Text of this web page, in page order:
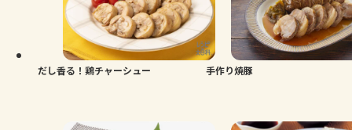
だし香る！鶏チャーシュー 手作り焼豚